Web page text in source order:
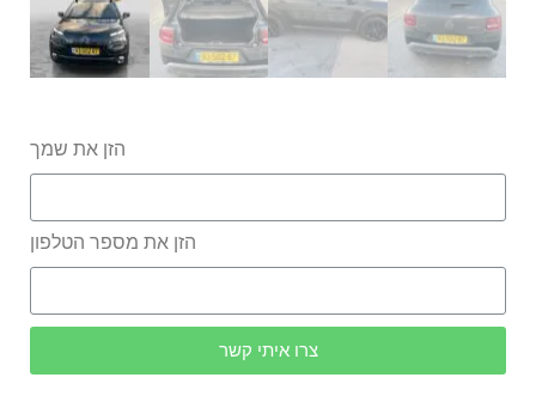
הזן את שמך
הזן את מספר הטלפון
צרו איתי קשר